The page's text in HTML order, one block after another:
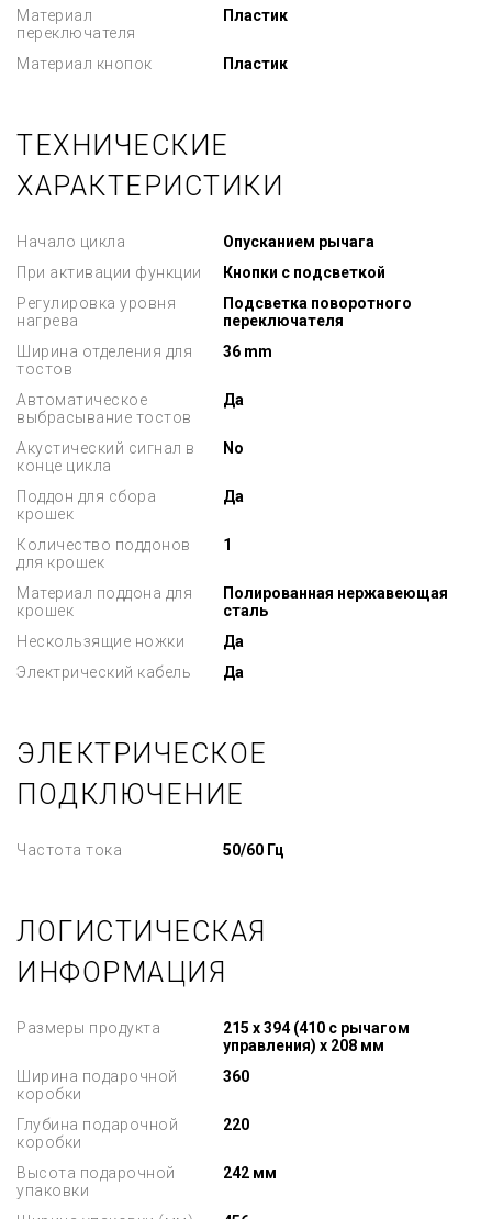
Материал
переключателя
Пластик
Материал кнопок Пластик
ТЕХНИЧЕСКИЕ
ХАРАКТЕРИСТИКИ
Начало цикла
Опусканием рычага
При активации функции
Кнопки с подсветкой
Регулировка уровня
нагрева
Подсветка поворотного
переключателя
Ширина отделения для
тостов
36 mm
Автоматическое
выбрасывание тостов
Да
Акустический сигнал в
конце цикла
No
Поддон для сбора
крошек
Да
Количество поддонов
для крошек
1
Материал поддона для
крошек
Полированная нержавеющая
сталь
Нескользящие ножки
Да
Электрический кабель
Да
ЭЛЕКТРИЧЕСКОЕ
ПОДКЛЮЧЕНИЕ
Частота тока 50/60 Гц
ЛОГИСТИЧЕСКАЯ
ИНФОРМАЦИЯ
Размеры продукта
215 x 394 (410 с рычагом
управления) x 208 мм
Ширина подарочной
коробки
360
Глубина подарочной
коробки
220
Высота подарочной
упаковки
242 мм